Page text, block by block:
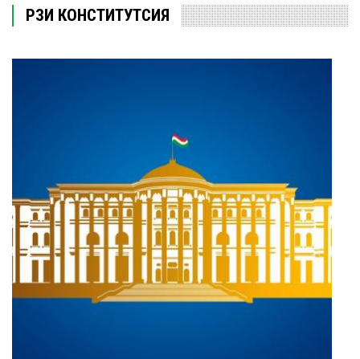
РӮЗИ КОНСТИТУТСИЯ